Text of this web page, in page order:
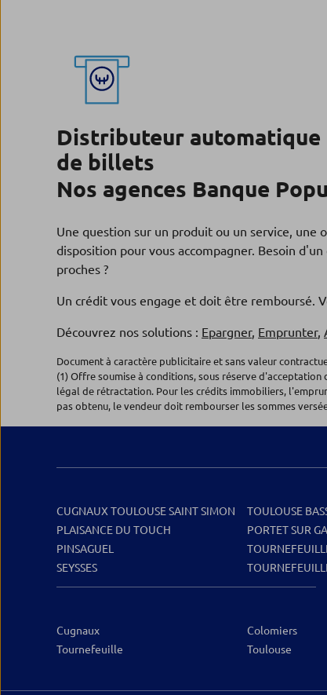
Distributeur automatique
de billets
Nos agences Banque
Une question sur un produit ou un service, une
disposition pour vous accompagner. Besoin
proches ?
Un crédit vous engage et doit être remboursé.
Découvrez nos solutions : Epargner, Emprunter,
Document à caractère publicitaire et sans valeur
(1) Offre soumise à conditions, sous réserve
légal de rétractation. Pour les crédits immobiliers,
pas obtenu, le vendeur doit rembourser les sommes
CUGNAUX TOULOUSE SAINT SIMON
PLAISANCE DU TOUCH
PINSAGUEL
SEYSSES
TOULOUSE
PORTET SUR
Cugnaux
Tournefeuille
Colomiers
Toulouse